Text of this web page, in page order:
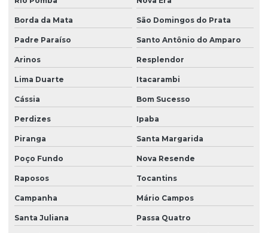
Borda da Mata São Domingos do Prata
Padre Paraíso Santo Antônio do Amparo
Arinos Resplendor
Lima Duarte Itacarambi
Cássia Bom Sucesso
Perdizes Ipaba
Piranga Santa Margarida
Poço Fundo Nova Resende
Raposos Tocantins
Campanha Mário Campos
Santa Juliana Passa Quatro